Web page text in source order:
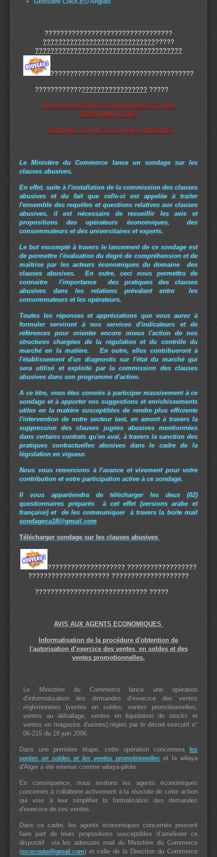
?????????????????????????????????
?????
?????????????????????????????
??????????????????????????????????????
?????????????????????????????????????
?????
?????????????????
????????????
AVIS AUX AGENTS ECONOMIQUES ET AUX
CONSOMMATEURS
SONDAGE SUR LES CLAUSES ABUSIVES
Le Ministère du Commerce lance un sondage sur les
clauses abusives.
En effet, suite à l'installation de la commission des clauses
abusives et du fait que celle-ci est appelée à traiter
l'ensemble des requêtes et questions relatives aux clauses
abusives, il est nécessaire de recueillir les avis et
propositions des opérateurs économiques, des
consommateurs et des universitaires et experts.
Le but escompté à travers le lancement de ce sondage est
de permettre l'évaluation du degré de compréhension et de
maîtrise par les acteurs économiques du domaine des
clauses abusives. En outre, ceci nous permettra de
connaitre l'importance des pratiques des clauses
abusives dans les relations prévalant entre les
consommateurs et les opérateurs.
Toutes les réponses et appréciations que vous aurez à
formuler serviront à nos services d'indicateurs et de
références pour orienter encore mieux l'action de nos
structures chargées de la régulation et du contrôle du
marché en la matière. En outre, elles contribueront à
l'établissement d'un diagnostic sur l'état du marché qui
sera utilisé et exploité par la commission des clauses
abusives dans son programme d'action.
A ce titre, vous êtes conviés à participer massivement à ce
sondage et à apporter vos suggestions et enrichissements
utiles en la matière susceptibles de rendre plus efficiente
l'intervention de notre secteur tant, en amont à travers la
suppression des clauses jugées abusives mentionnées
dans certains contrats qu'en aval, à travers la sanction des
pratiques contractuelles abusives dans le cadre de la
législation en vigueur.
Nous vous remercions à l'avance et vivement pour votre
contribution et votre participation active à ce sondage.
Il vous appartiendra de télécharger les deux (02)
questionnaires préparés à cet effet (versions arabe et
française) et de les communiquer à travers la boite mail
sondageca18@gmail.com
Télécharger sondage sur les clauses abusives
???????????????????? ??????????????????
????????????????????? ????????????????????
????? ?????????????????????????????
AVIS AUX AGENTS ECONOMIQUES
Informatisation de la procédure d'obtention de
l'autorisation d’exercice des ventes en soldes et des
ventes promotionnelles.
Le Ministère du Commerce lance une opération
d’informatisation des demandes d’exercice des ventes
réglementées (ventes en soldes, ventes promotionnelles,
ventes au déballage, ventes en liquidation de stocks et
ventes en magasins d'usines) régies par le décret exécutif n°
06-215 du 18 juin 2006.
Dans une première étape, cette opération concernera les
ventes en soldes et les ventes promotionnelles et la wilaya
d'Alger a été retenue comme wilaya-pilote.
En conséquence, nous invitons les agents économiques
concernés à collaborer activement à la réussite de cette action
qui vise à leur simplifier la formalisation des demandes
d'exercice de ces ventes.
Dans ce cadre, les agents économiques concernés peuvent
faire part de leurs propositions susceptibles d’améliorer ce
dispositif via les adresses mail du Ministère du Commerce
(mcecoute@gmail.com) et celle de la Direction du Commerce